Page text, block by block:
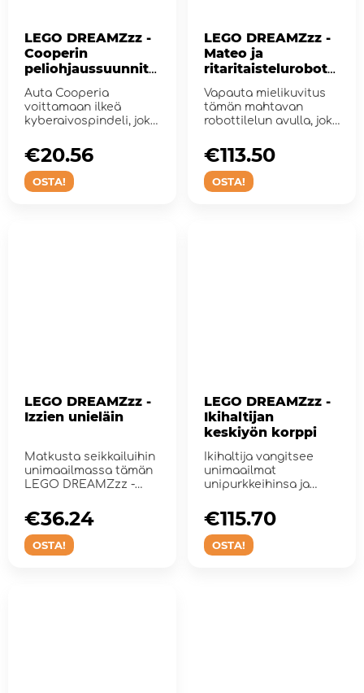
LEGO DREAMZzz -
Cooperin
peliohjaussuunnite
lma
Auta Cooperia
voittamaan ilkeä
kyberaivospindeli, joka
OSTA!
€20.56
LEGO DREAMZzz -
Mateo ja
ritaritaistelurobotti
Z-Blob
Vapauta mielikuvitus
tämän mahtavan
robottilelun avulla, joka
OSTA!
€113.50
LEGO DREAMZzz -
Izzien unieläin
Matkusta seikkailuihin
unimaailmassa tämän
LEGO DREAMZzz -
OSTA!
€36.24
LEGO DREAMZzz -
Ikihaltijan
keskiyön korppi
Ikihaltija vangitsee
unimaailmat
unipurkkeihinsa ja
taikuudella!
OSTA!
€115.70